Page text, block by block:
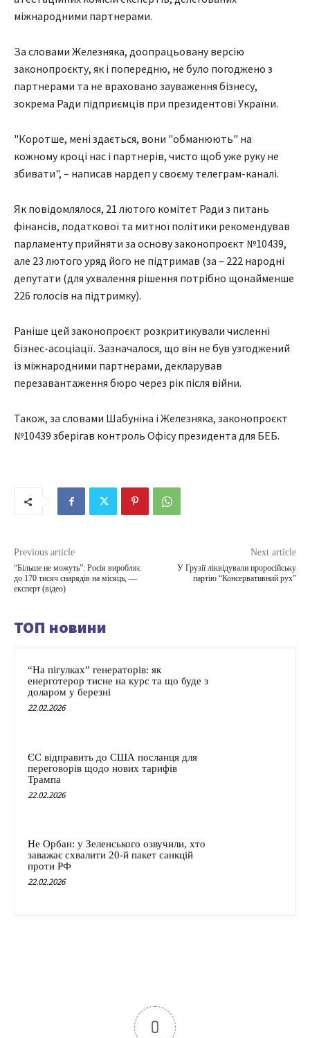
міжнародними партнерами.
За словами Железняка, доопрацьовану версію
законопроєкту, як і попередню, не було погоджено з
партнерами та не враховано зауваження бізнесу,
зокрема Ради підприємців при президентові України.
"Коротше, мені здається, вони "обманюють" на
кожному кроці нас і партнерів, чисто щоб уже руку не
збивати", – написав нардеп у своєму телеграм-каналі.
Як повідомлялося, 21 лютого комітет Ради з питань
фінансів, податкової та митної політики рекомендував
парламенту прийняти за основу законопроєкт №10439,
але 23 лютого уряд його не підтримав (за – 222 народні
депутати (для ухвалення рішення потрібно щонайменше
226 голосів на підтримку).
Раніше цей законопроєкт розкритикували численні
бізнес-асоціації. Зазначалося, що він не був узгоджений
із міжнародними партнерами, декларував
перезавантаження бюро через рік після війни.
Також, за словами Шабуніна і Железняка, законопроєкт
№10439 зберігав контроль Офісу президента для БЕБ.
Previous article
“Більше не можуть”: Росія виробляє
до 170 тисяч снарядів на місяць, —
експерт (відео)
Next article
У Грузії ліквідували проросійську
партію “Консервативний рух”
ТОП новини
“На пігулках” генераторів: як
енерготерор тисне на курс та що буде з
доларом у березні
22.02.2026
ЄС відправить до США посланця для
переговорів щодо нових тарифів
Трампа
22.02.2026
Не Орбан: у Зеленського озвучили, хто
заважає схвалити 20-й пакет санкцій
проти РФ
22.02.2026
0